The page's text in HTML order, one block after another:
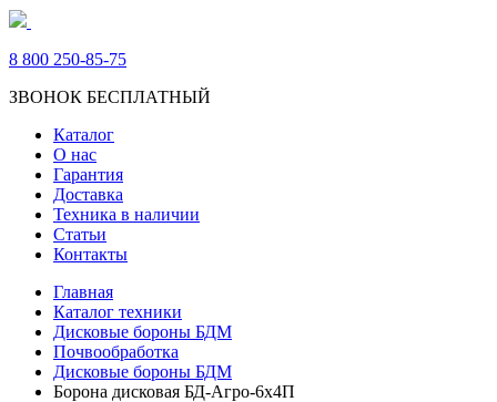
8 800 250-85-75
ЗВОНОК БЕСПЛАТНЫЙ
Каталог
О нас
Гарантия
Доставка
Техника в наличии
Статьи
Контакты
Главная
Каталог техники
Дисковые бороны БДМ
Почвообработка
Дисковые бороны БДМ
Борона дисковая БД-Агро-6х4П